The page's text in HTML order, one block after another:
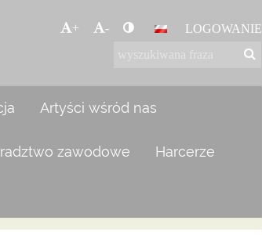
+ - LOGOWANIE
Artyści wśród nas
zawodowe Harcerze